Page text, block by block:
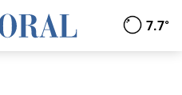
7.7°